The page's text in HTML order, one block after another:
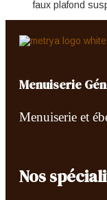
faux plafond
Menuiserie
Menuiserie et
Nos